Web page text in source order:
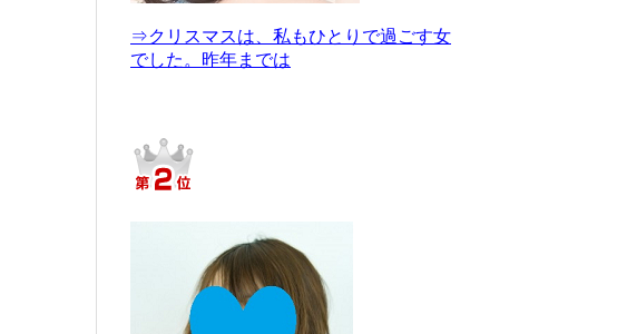
⇒クリスマスは、私もひとりで過ごす女
でした。昨年までは